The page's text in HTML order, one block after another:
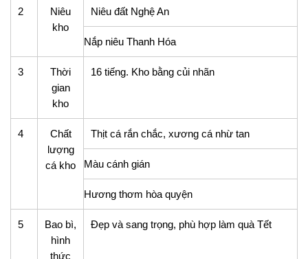
2
Niêu
kho
Niêu đất Nghệ An
Nắp niêu Thanh Hóa
3
Thời
gian
kho
16 tiếng. Kho bằng củi nhãn
4
Chất
lượng
cá kho
Thịt cá rắn chắc, xương cá nhừ tan
Màu cánh gián
Hương thơm hòa quyện
5
Bao bì,
hình
thức
Đẹp và sang trọng, phù hợp làm quà Tết